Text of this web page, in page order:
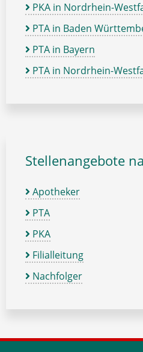
PKA in Nordrhein-
PTA in Baden
PTA in Bayern
PTA in Nordrhein-
Stellenangebote
Apotheker
PTA
PKA
Filialleitung
Nachfolger